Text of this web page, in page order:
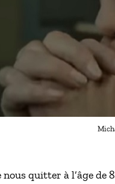
quitter à l’âge